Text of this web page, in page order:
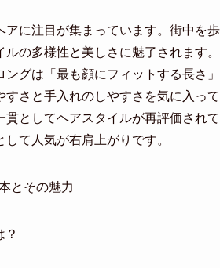
アに注目が集まっています。街中を
ルの多様性と美しさに魅了されます
ングは「最も顔にフィットする長さ
すさと手入れのしやすさを気に入っ
貫としてヘアスタイルが再評価され
て人気が右肩上がりです。
とその魅力
？